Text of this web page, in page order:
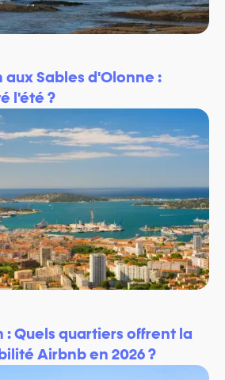
aux Sables d'Olonne :
l'été ?
: Quels quartiers offrent la
Airbnb en 2026 ?